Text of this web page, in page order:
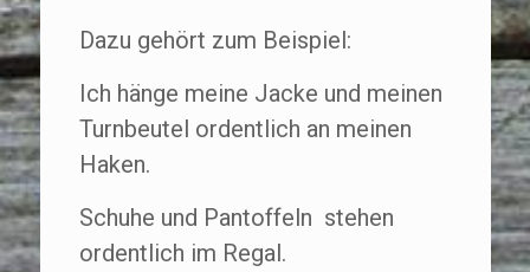
Dazu gehört zum Beispiel:
Ich hänge meine Jacke und meinen
Turnbeutel ordentlich an meinen
Haken.
Schuhe und Pantoffeln stehen
ordentlich im Regal.